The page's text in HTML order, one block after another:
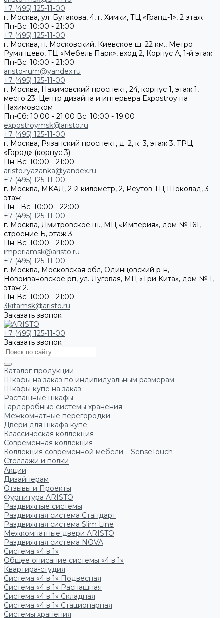
+7 (495) 125-11-00
г. Москва, ул. Бутакова, 4, г. Химки, ТЦ «Гранд-1», 2 этаж
Пн-Вс: 10:00 - 21:00
+7 (495) 125-11-00
г. Москва, п. Московский, Киевское ш. 22 км., Метро
Румянцево, ТЦ «Мебель Парк», вход 2, Корпус А, 1-й этаж
Пн-Вс: 10:00 - 21:00
aristo-rum@yandex.ru
+7 (495) 125-11-00
г. Москва, Нахимовский проспект, 24, корпус 1, этаж 1,
место 23. Центр дизайна и интерьера Expostroy на
Нахимовском
Пн-Сб: 10:00 - 21:00 Вс: 10:00 - 19:00
expostroymsk@aristo.ru
+7 (495) 125-11-00
г. Москва, Рязанский проспект, д. 2, к. 3, этаж 3, ТРЦ
«Город» (корпус 3)
Пн-Вс: 10:00 - 21:00
aristo.ryazanka@yandex.ru
+7 (495) 125-11-00
г. Москва, МКАД, 2-й километр, 2, Реутов ТЦ Шоколад, 3
этаж
Пн - Вс: 10:00 - 22:00
+7 (495) 125-11-00
г. Москва, Дмитровское ш., МЦ «Империя», дом № 161,
строение Б, этаж 3
Пн-Вс: 10:00 - 21:00
imperiamsk@aristo.ru
+7 (495) 125-11-00
г. Москва, Московская обл, Одинцовский р-н,
Новоивановское рп, ул. Луговая, МЦ «Три Кита», дом № 1,
этаж 2.
Пн-Вс: 10:00 - 21:00
3kitamsk@aristo.ru
Заказать звонок
+7 (495) 125-11-00
Заказать звонок
Каталог продукции
Шкафы на заказ по индивидуальным размерам
Шкафы купе на заказ
Распашные шкафы
Гардеробные системы хранения
Межкомнатные перегородки
Двери для шкафа купе
Классическая коллекция
Современная коллекция
Коллекция современной мебели – SenseTouch
Стеллажи и полки
Акции
Дизайнерам
Отзывы и Проекты
Фурнитура ARISTO
Раздвижные системы
Раздвижная система Стандарт
Раздвижная система Slim Line
Межкомнатные двери ARISTO
Раздвижная система NOVA
Система «4 в 1»
Общее описание системы «4 в 1»
Квартира-студия
Система «4 в 1» Подвесная
Система «4 в 1» Распашная
Система «4 в 1» Складная
Система «4 в 1» Стационарная
Системы хранения